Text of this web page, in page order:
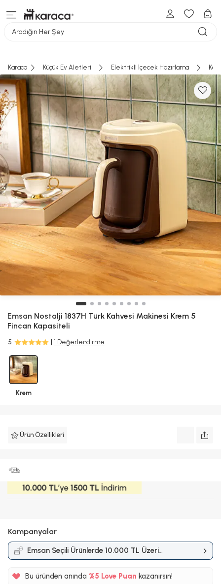
Aradığın Her Şey
Karaca Küçük Ev Aletleri Elektrikli İçecek Hazırlama
Emsan Nostalji 1837H Türk Kahvesi Makinesi Krem 5
Fincan Kapasiteli
5 1 Değerlendirme
Krem
Ürün Özellikleri
Kampanyalar
Emsan Seçili Ürünlerde 10.000 TL Üzeri
Alışverişlerde 1.500 TL İndirimKampanyası
Bu üründen anında %5 Love Puan kazanırsın!